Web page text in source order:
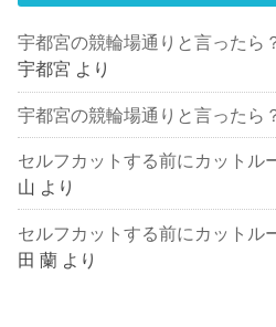
宇都宮の競輪場通りと言ったら
宇都宮 より
宇都宮の競輪場通りと言ったら
セルフカットする前にカットル
山 より
セルフカットする前にカットル
田 蘭 より